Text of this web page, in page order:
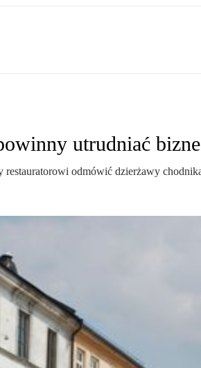
utrudniać
restauratorowi odmówić dzierżawy